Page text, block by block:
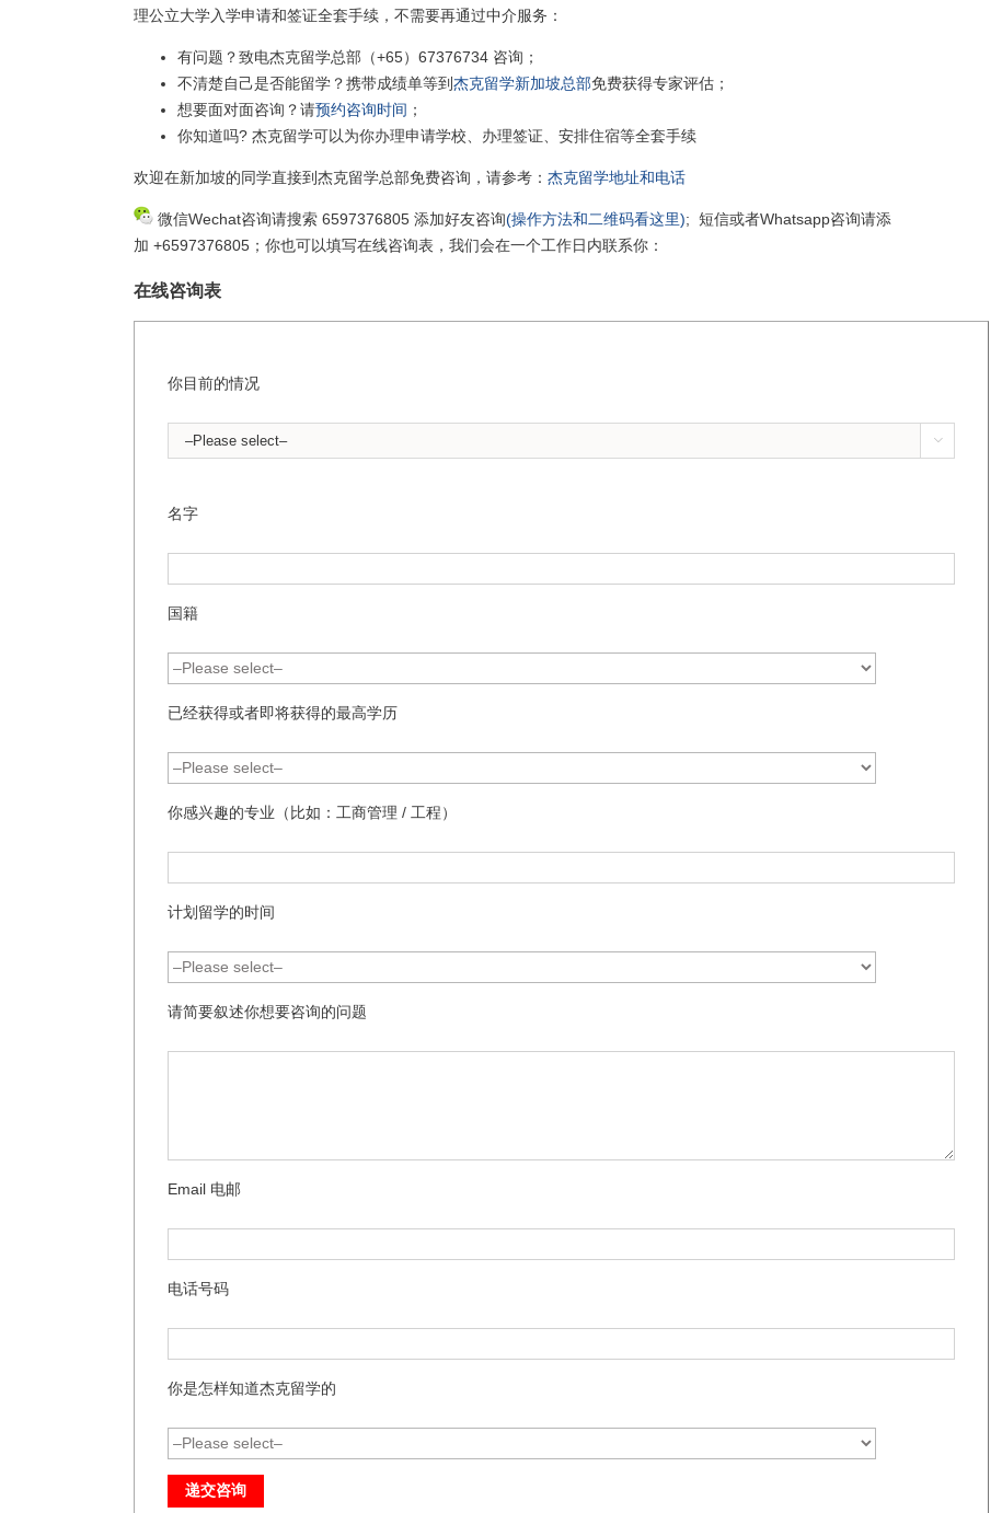
理公立大学入学申请和签证全套手续，不需要再通过中介服务：
有问题？致电杰克留学总部（+65）67376734 咨询；
不清楚自己是否能留学？携带成绩单等到杰克留学新加坡总部免费获得专家评估；
想要面对面咨询？请预约咨询时间 ；
你知道吗? 杰克留学可以为你办理申请学校、办理签证、安排住宿等全套手续
欢迎在新加坡的同学直接到杰克留学总部免费咨询，请参考： 杰克留学地址和电话
微信Wechat咨询请搜索 6597376805 添加好友咨询(操作方法和二维码看这里); 短信或者Whatsapp咨询请添
加 +6597376805；你也可以填写在线咨询表，我们会在一个工作日内联系你：
在线咨询表
你目前的情况

名字
国籍
已经获得或者即将获得的最高学历
你感兴趣的专业（比如：工商管理 / 工程）
计划留学的时间
请简要叙述你想要咨询的问题
Email 电邮
电话号码
你是怎样知道杰克留学的